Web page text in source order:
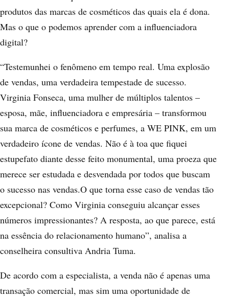
produtos das marcas de cosméticos das quais ela é dona.
Mas o que o podemos aprender com a influenciadora
digital?
“Testemunhei o fenômeno em tempo real. Uma explosão
de vendas, uma verdadeira tempestade de sucesso.
Virginia Fonseca, uma mulher de múltiplos talentos –
esposa, mãe, influenciadora e empresária – transformou
sua marca de cosméticos e perfumes, a WE PINK, em um
verdadeiro ícone de vendas. Não é à toa que fiquei
estupefato diante desse feito monumental, uma proeza que
merece ser estudada e desvendada por todos que buscam
o sucesso nas vendas.O que torna esse caso de vendas tão
excepcional? Como Virginia conseguiu alcançar esses
números impressionantes? A resposta, ao que parece, está
na essência do relacionamento humano”, analisa a
conselheira consultiva Andria Tuma.
De acordo com a especialista, a venda não é apenas uma
transação comercial, mas sim uma oportunidade de